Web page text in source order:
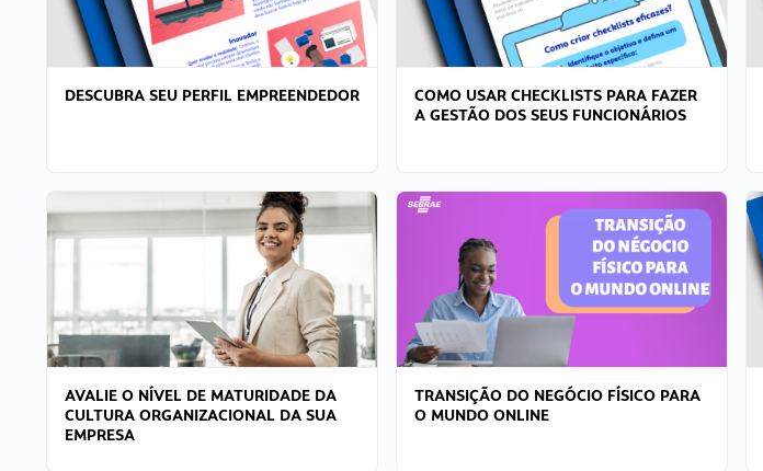
DESCUBRA SEU PERFIL EMPREENDEDOR
COMO USAR CHECKLISTS PARA FAZER
A GESTÃO DOS SEUS FUNCIONÁRIOS
AVALIE O NÍVEL DE MATURIDADE DA
CULTURA ORGANIZACIONAL DA SUA
EMPRESA
TRANSIÇÃO DO NEGÓCIO FÍSICO PARA
O MUNDO ONLINE